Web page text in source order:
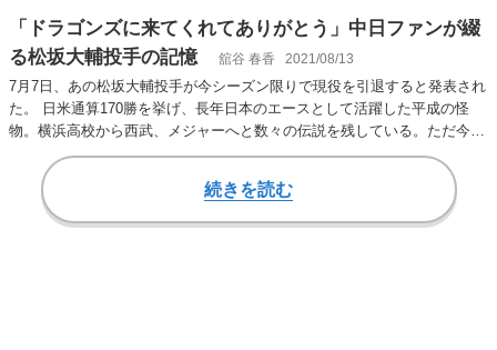
「ドラゴンズに来てくれてありがとう」中日ファンが綴
る松坂大輔投手の記憶
舘谷 春香 2021/08/13
7月7日、あの松坂大輔投手が今シーズン限りで現役を引退すると発表され
た。 日米通算170勝を挙げ、長年日本のエースとして活躍した平成の怪
物。横浜高校から西武、メジャーへと数々の伝説を残している。ただ今
回、私が書きた…
続きを読む